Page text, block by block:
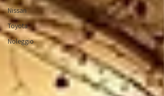
Nissan
Toyota
Noleggio